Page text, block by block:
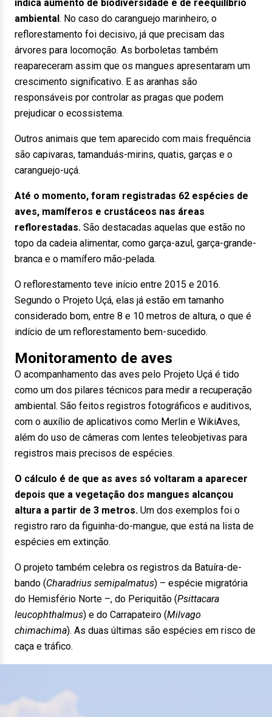
indica aumento de biodiversidade e de reequilíbrio
ambiental. No caso do caranguejo marinheiro, o
reflorestamento foi decisivo, já que precisam das
árvores para locomoção. As borboletas também
reapareceram assim que os mangues apresentaram um
crescimento significativo. E as aranhas são
responsáveis por controlar as pragas que podem
prejudicar o ecossistema.
Outros animais que tem aparecido com mais frequência
são capivaras, tamanduás-mirins, quatis, garças e o
caranguejo-uçá.
Até o momento, foram registradas 62 espécies de
aves, mamíferos e crustáceos nas áreas
reflorestadas. São destacadas aquelas que estão no
topo da cadeia alimentar, como garça-azul, garça-grande-
branca e o mamífero mão-pelada.
O reflorestamento teve início entre 2015 e 2016.
Segundo o Projeto Uçá, elas já estão em tamanho
considerado bom, entre 8 e 10 metros de altura, o que é
indício de um reflorestamento bem-sucedido.
Monitoramento de aves
O acompanhamento das aves pelo Projeto Uçá é tido
como um dos pilares técnicos para medir a recuperação
ambiental. São feitos registros fotográficos e auditivos,
com o auxílio de aplicativos como Merlin e WikiAves,
além do uso de câmeras com lentes teleobjetivas para
registros mais precisos de espécies.
O cálculo é de que as aves só voltaram a aparecer
depois que a vegetação dos mangues alcançou
altura a partir de 3 metros. Um dos exemplos foi o
registro raro da figuinha-do-mangue, que está na lista de
espécies em extinção.
O projeto também celebra os registros da Batuíra-de-
bando (Charadrius semipalmatus) – espécie migratória
do Hemisfério Norte –, do Periquitão (Psittacara
leucophthalmus) e do Carrapateiro (Milvago
chimachima). As duas últimas são espécies em risco de
caça e tráfico.